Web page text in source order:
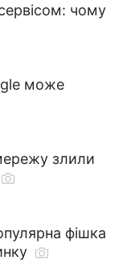
чому
може
злили
фішка